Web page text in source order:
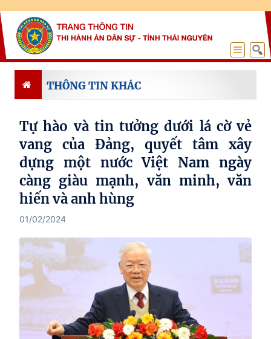
THÔNG TIN KHÁC
Tự hào và tin tưởng dưới lá cờ vẻ
vang của Đảng, quyết tâm xây
dựng một nước Việt Nam ngày
càng giàu mạnh, văn minh, văn
hiến và anh hùng
01/02/2024